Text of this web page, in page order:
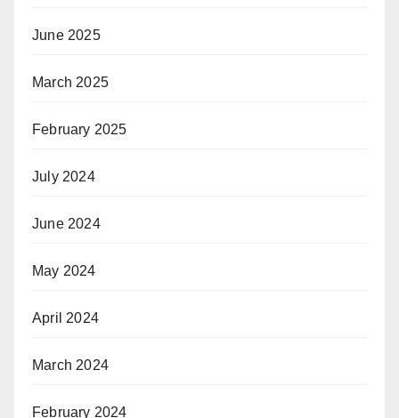
June 2025
March 2025
February 2025
July 2024
June 2024
May 2024
April 2024
March 2024
February 2024